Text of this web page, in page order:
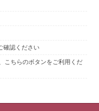
確認ください
こちらのボタンをご利用くだ